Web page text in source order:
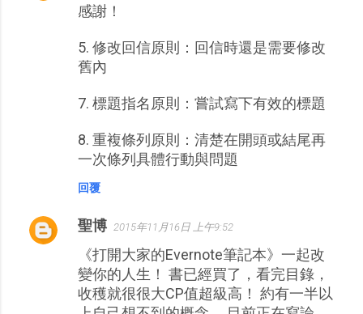
感謝！
5. 修改回信原則：回信時還是需要修改
舊內
7. 標題指名原則：嘗試寫下有效的標題
8. 重複條列原則：清楚在開頭或結尾再
一次條列具體行動與問題
回覆
聖博 2015年11月16日 上午9:52
《打開大家的Evernote筆記本》一起改
變你的人生！ 書已經買了，看完目錄，
收穫就很很大CP值超級高！ 約有一半以